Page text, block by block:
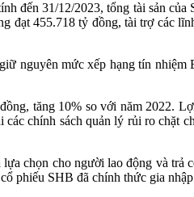
đến 31/12/2023, tổng tài sản
đạt 455.718 tỷ đồng, tài trợ các
nguyên mức xếp hạng tín
tăng 10% so với năm 2022.
chính sách quản lý rủi ro chặt
chọn cho người lao động và
phiếu SHB đã chính thức gia